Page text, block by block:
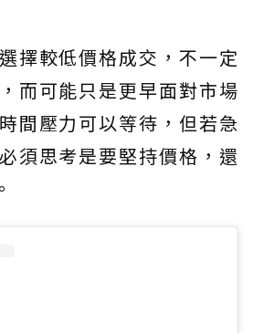
擇較低價格成交，不一定
而可能只是更早面對市場
間壓力可以等待，但若急
須思考是要堅持價格，還